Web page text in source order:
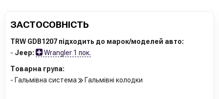
ЗАСТОСОВНІСТЬ
TRW GDB1207 підходить до марок/моделей авто:
- Jeep: Wrangler 1 пок.
Товарна група:
- Гальмівна система
Гальмівні колодки